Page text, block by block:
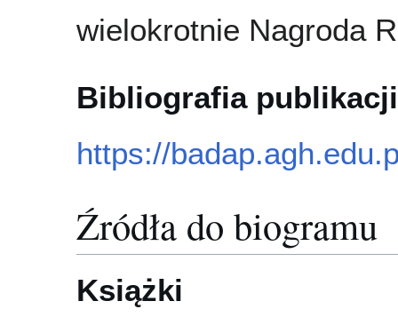
wielokrotnie Nagroda
Bibliografia publikacji
https://
Źródła do biogramu
Książki